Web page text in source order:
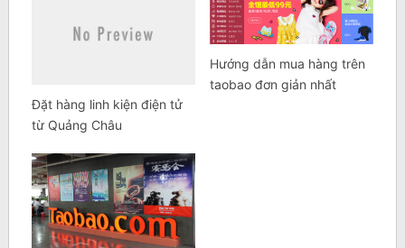
Đặt hàng linh kiện điện tử
từ Quảng Châu
Hướng dẫn mua hàng trên
taobao đơn giản nhất